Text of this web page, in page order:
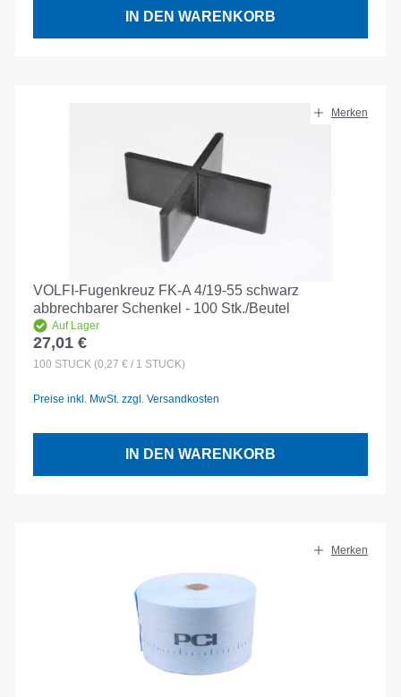
IN DEN WARENKORB
Merken
VOLFI-Fugenkreuz FK-A 4/19-55 schwarz
abbrechbarer Schenkel - 100 Stk./Beutel
Auf Lager
Regulärer Preis:
27,01 €
100 STÜCK (0,27 € / 1 STÜCK)
Preise inkl. MwSt. zzgl. Versandkosten
IN DEN WARENKORB
Merken